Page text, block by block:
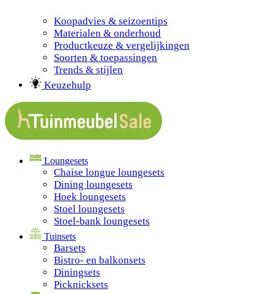
Koopadvies & seizoentips
Materialen & onderhoud
Productkeuze & vergelijkingen
Soorten & toepassingen
Trends & stijlen
Keuzehulp
Loungesets
Chaise longue loungesets
Dining loungesets
Hoek loungesets
Stoel loungesets
Stoel-bank loungesets
Tuinsets
Barsets
Bistro- en balkonsets
Diningsets
Picknicksets